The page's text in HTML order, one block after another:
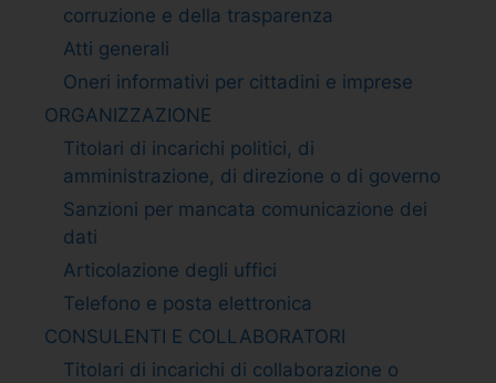
corruzione e della trasparenza
Atti generali
Oneri informativi per cittadini e imprese
ORGANIZZAZIONE
Titolari di incarichi politici, di
amministrazione, di direzione o di governo
Sanzioni per mancata comunicazione dei
dati
Articolazione degli uffici
Telefono e posta elettronica
CONSULENTI E COLLABORATORI
Titolari di incarichi di collaborazione o